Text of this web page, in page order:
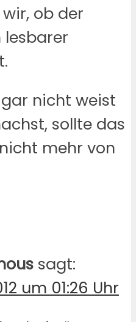
ob der
lesbarer
nicht weist
sollte das
mehr von
sagt:
um 01:26 Uhr